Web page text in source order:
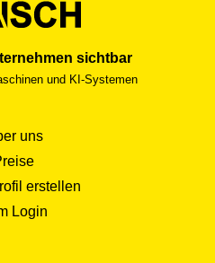
sichtbar
und KI-Systemen
uns
erstellen
Login